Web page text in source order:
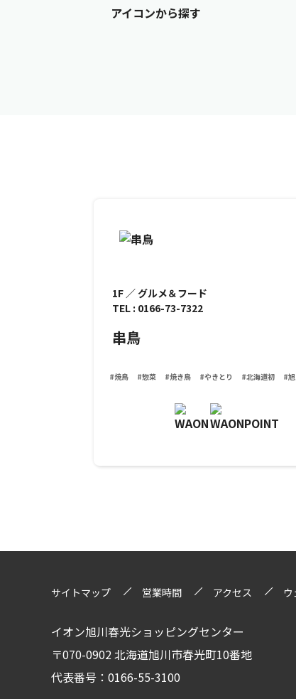
アイコンから探す
1F ／ グルメ＆フード
TEL : 0166-73-7322
串鳥
#焼鳥 #惣菜 #焼き鳥 #やきとり #北海道初 #
サイトマップ 営業時間 アクセス
イオン旭川春光ショッピングセンター
〒070-0902 北海道旭川市春光町10番地
代表番号：0166-55-3100